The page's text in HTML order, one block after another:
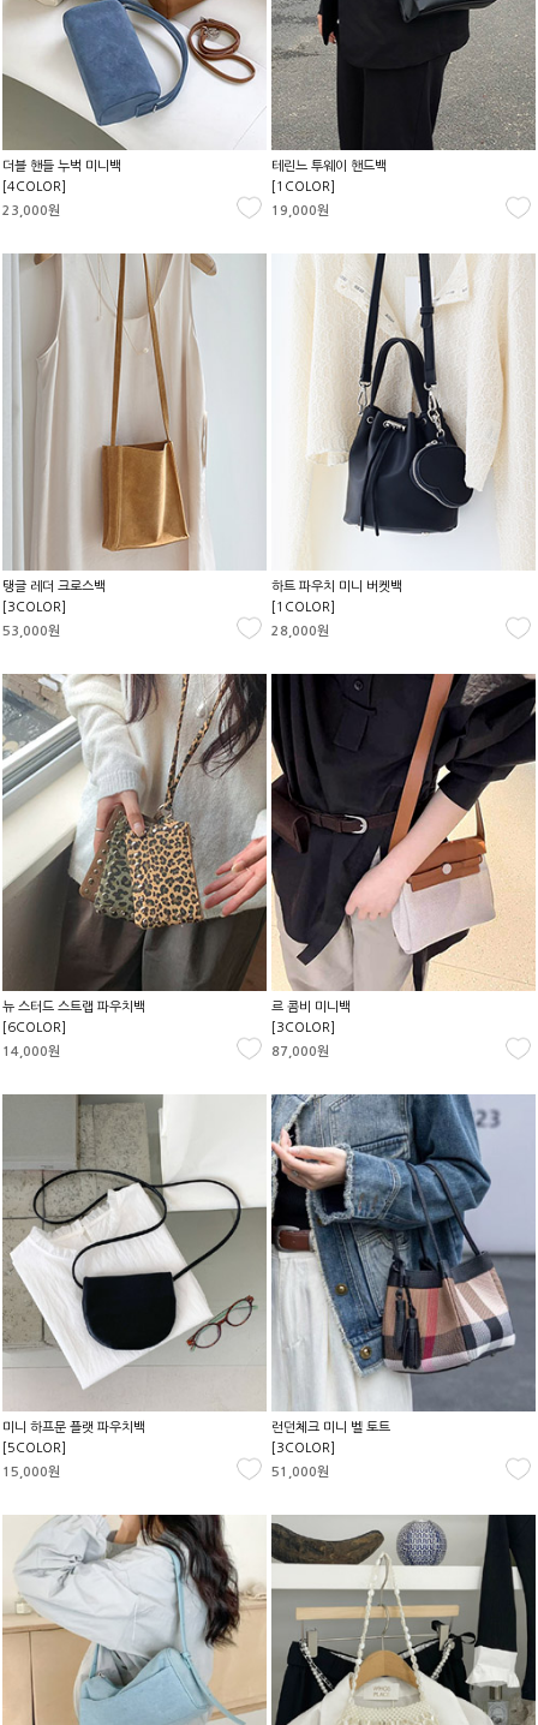
더블 핸들 누벅 미니백
[4COLOR]
23,000원
테린느 투웨이 핸드백
[1COLOR]
19,000원
탱글 레더 크로스백
[3COLOR]
53,000원
하트 파우치 미니 버켓백
[1COLOR]
28,000원
뉴 스터드 스트랩 파우치백
[6COLOR]
14,000원
르 콤비 미니백
[3COLOR]
87,000원
미니 하프문 플랫 파우치백
[5COLOR]
15,000원
런던체크 미니 벨 토트
[3COLOR]
51,000원